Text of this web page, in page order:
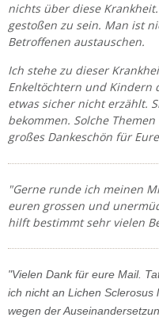
nichts über diese
gestoßen zu sein. Man ist
Betroffenen austauschen.
Ich stehe zu dieser
Enkeltöchtern und Kindern
etwas sicher nicht erzählt.
bekommen. Solche
großes Dankeschön für
"Gerne runde ich meinen
euren grossen und
hilft bestimmt sehr vielen
"Vielen Dank für eure Mail.
ich nicht an Lichen Sclerosus
wegen der